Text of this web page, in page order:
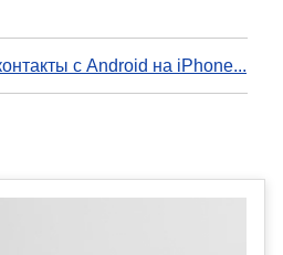
с Android на iPhone...